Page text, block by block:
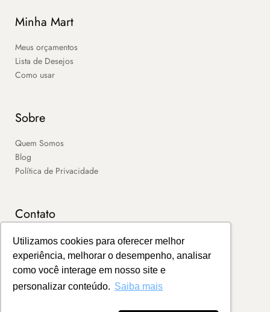
Utilizamos cookies para oferecer melhor
experiência, melhorar o desempenho, analisar
como você interage em nosso site e
personalizar conteúdo. Saiba mais
Minha Mart
Meus orçamentos
Lista de Desejos
Como usar
Sobre
Quem Somos
Blog
Política de Privacidade
Contato
SAC
Contato
Portal de Boletos